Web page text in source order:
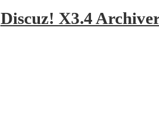
Discuz! X3.4